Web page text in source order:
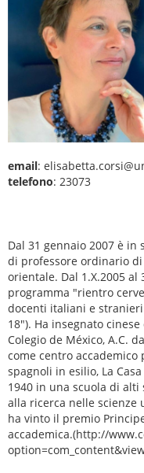
email:
telefono: 23073
Dal 31 gennaio 2007 è
di professore ordinario
orientale. Dal 1.X.2005 al
programma "rientro
docenti italiani e
18"). Ha insegnato
Colegio de México, A.C.
come centro
spagnoli in esilio, La
1940 in una scuola di
alla ricerca nelle scienze
ha vinto il premio
accademica.(http://